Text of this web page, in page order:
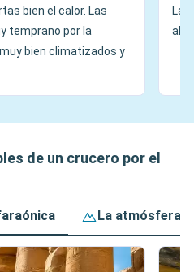
bien el calor. Las
temprano por la
bien climatizados y
La
al
de un crucero por el
La atmósfera